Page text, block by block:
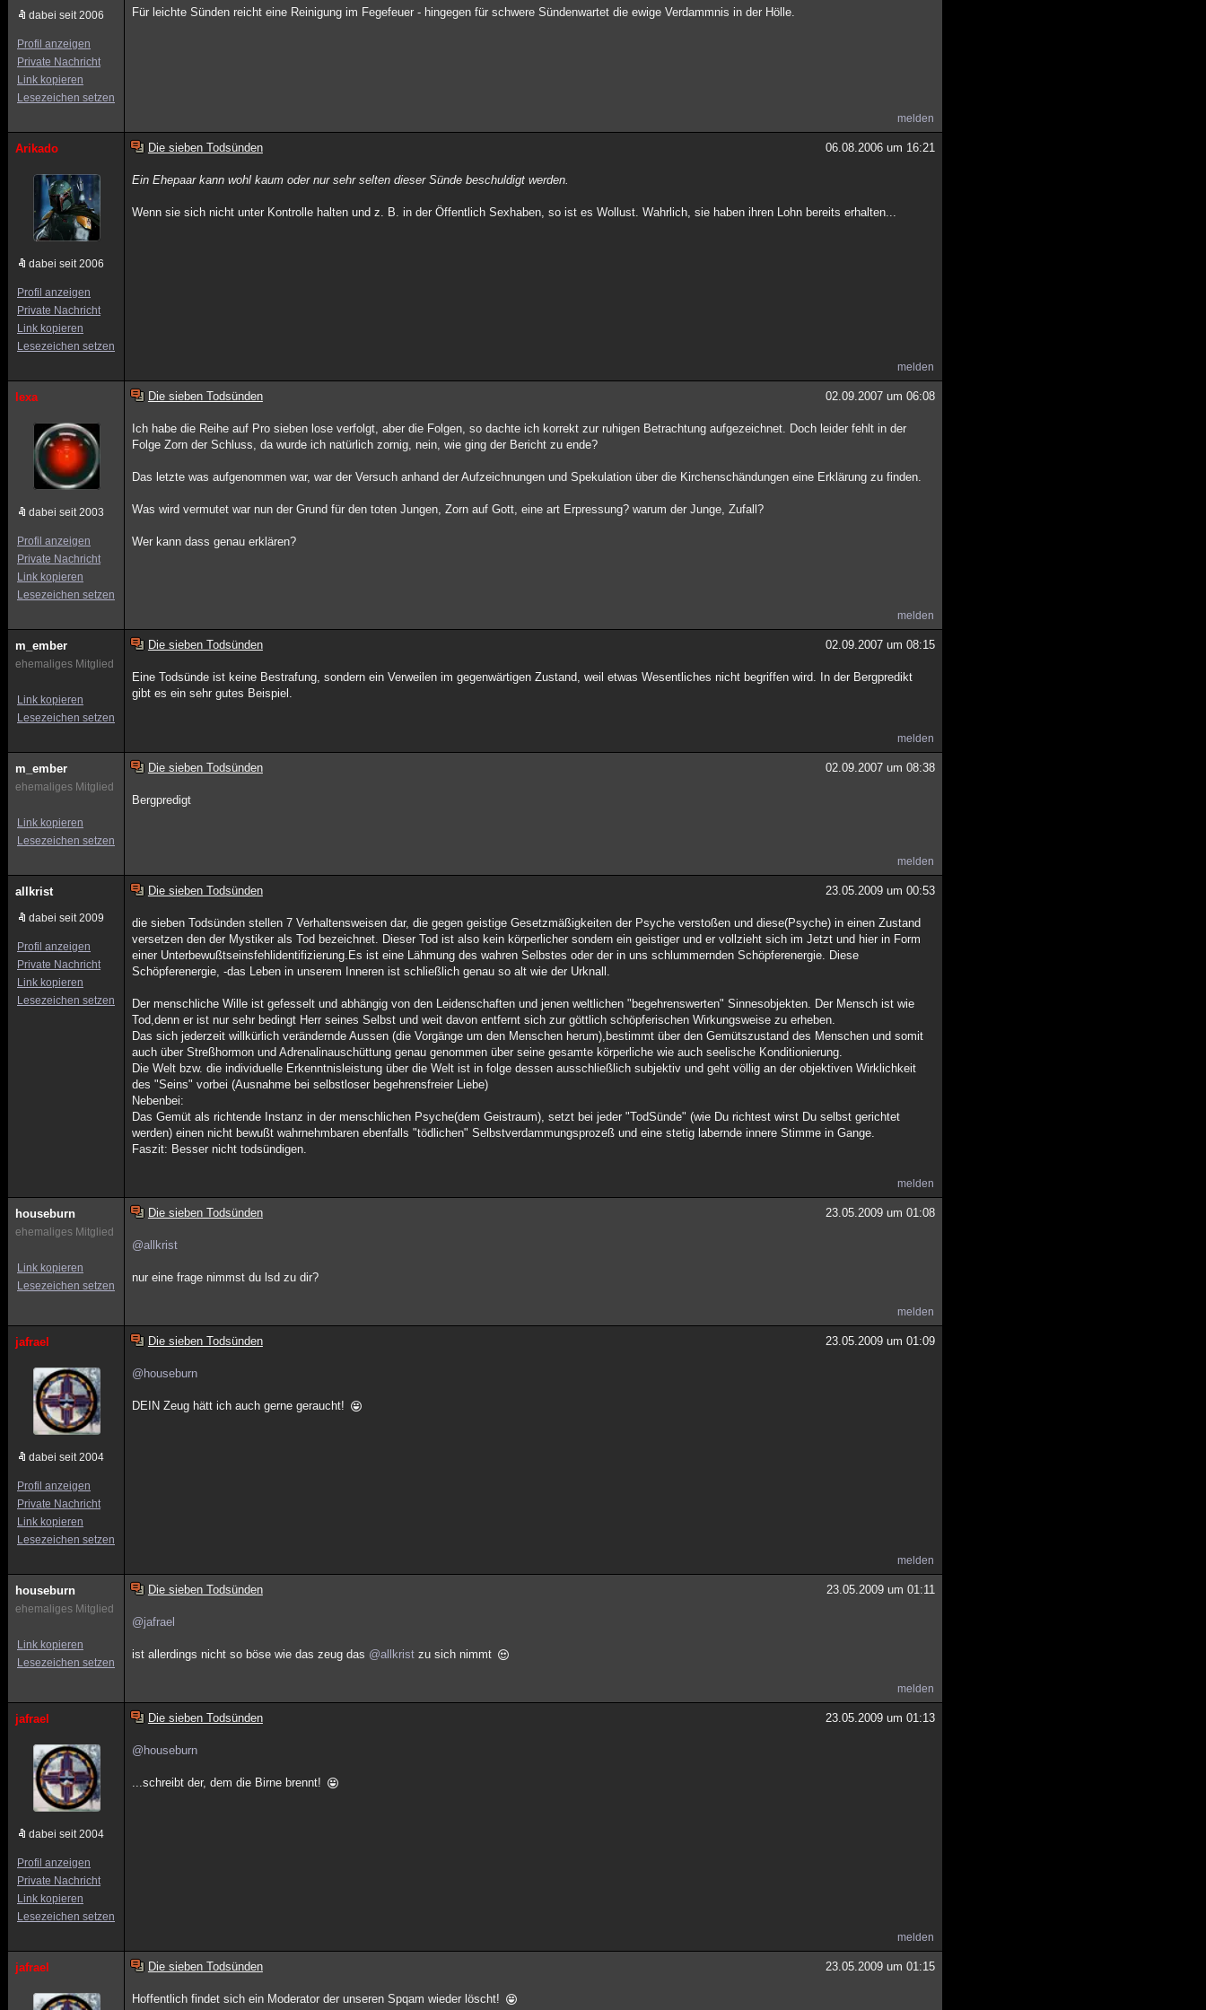
dabei seit 2006
Profil anzeigen
Private Nachricht
Link kopieren
Lesezeichen setzen
Für leichte Sünden reicht eine Reinigung im Fegefeuer - hingegen für schwere Sündenwartet die ewige Verdammnis in der Hölle.
melden
Arikado
dabei seit 2006
Profil anzeigen
Private Nachricht
Link kopieren
Lesezeichen setzen
Die sieben Todsünden 06.08.2006 um 16:21
Ein Ehepaar kann wohl kaum oder nur sehr selten dieser Sünde beschuldigt werden.
Wenn sie sich nicht unter Kontrolle halten und z. B. in der Öffentlich Sexhaben, so ist es Wollust. Wahrlich, sie haben ihren Lohn bereits erhalten...
melden
lexa
dabei seit 2003
Profil anzeigen
Private Nachricht
Link kopieren
Lesezeichen setzen
Die sieben Todsünden 02.09.2007 um 06:08
Ich habe die Reihe auf Pro sieben lose verfolgt, aber die Folgen, so dachte ich korrekt zur ruhigen Betrachtung aufgezeichnet. Doch leider fehlt in der
Folge Zorn der Schluss, da wurde ich natürlich zornig, nein, wie ging der Bericht zu ende?
Das letzte was aufgenommen war, war der Versuch anhand der Aufzeichnungen und Spekulation über die Kirchenschändungen eine Erklärung zu finden.
Was wird vermutet war nun der Grund für den toten Jungen, Zorn auf Gott, eine art Erpressung? warum der Junge, Zufall?
Wer kann dass genau erklären?
melden
m_ember
ehemaliges Mitglied
Link kopieren
Lesezeichen setzen
Die sieben Todsünden 02.09.2007 um 08:15
Eine Todsünde ist keine Bestrafung, sondern ein Verweilen im gegenwärtigen Zustand, weil etwas Wesentliches nicht begriffen wird. In der Bergpredikt
gibt es ein sehr gutes Beispiel.
melden
m_ember
ehemaliges Mitglied
Link kopieren
Lesezeichen setzen
Die sieben Todsünden 02.09.2007 um 08:38
Bergpredigt
melden
allkrist
dabei seit 2009
Profil anzeigen
Private Nachricht
Link kopieren
Lesezeichen setzen
Die sieben Todsünden 23.05.2009 um 00:53
die sieben Todsünden stellen 7 Verhaltensweisen dar, die gegen geistige Gesetzmäßigkeiten der Psyche verstoßen und diese(Psyche) in einen Zustand
versetzen den der Mystiker als Tod bezeichnet. Dieser Tod ist also kein körperlicher sondern ein geistiger und er vollzieht sich im Jetzt und hier in Form
einer Unterbewußtseinsfehlidentifizierung.Es ist eine Lähmung des wahren Selbstes oder der in uns schlummernden Schöpferenergie. Diese
Schöpferenergie, -das Leben in unserem Inneren ist schließlich genau so alt wie der Urknall.
Der menschliche Wille ist gefesselt und abhängig von den Leidenschaften und jenen weltlichen "begehrenswerten" Sinnesobjekten. Der Mensch ist wie
Tod,denn er ist nur sehr bedingt Herr seines Selbst und weit davon entfernt sich zur göttlich schöpferischen Wirkungsweise zu erheben.
Das sich jederzeit willkürlich verändernde Aussen (die Vorgänge um den Menschen herum),bestimmt über den Gemütszustand des Menschen und somit
auch über Streßhormon und Adrenalinauschüttung genau genommen über seine gesamte körperliche wie auch seelische Konditionierung.
Die Welt bzw. die individuelle Erkenntnisleistung über die Welt ist in folge dessen ausschließlich subjektiv und geht völlig an der objektiven Wirklichkeit
des "Seins" vorbei (Ausnahme bei selbstloser begehrensfreier Liebe)
Nebenbei:
Das Gemüt als richtende Instanz in der menschlichen Psyche(dem Geistraum), setzt bei jeder "TodSünde" (wie Du richtest wirst Du selbst gerichtet
werden) einen nicht bewußt wahrnehmbaren ebenfalls "tödlichen" Selbstverdammungsprozeß und eine stetig labernde innere Stimme in Gange.
Faszit: Besser nicht todsündigen.
melden
houseburn
ehemaliges Mitglied
Link kopieren
Lesezeichen setzen
Die sieben Todsünden 23.05.2009 um 01:08
@allkrist
nur eine frage nimmst du lsd zu dir?
melden
jafrael
dabei seit 2004
Profil anzeigen
Private Nachricht
Link kopieren
Lesezeichen setzen
Die sieben Todsünden 23.05.2009 um 01:09
@houseburn
DEIN Zeug hätt ich auch gerne geraucht!
melden
houseburn
ehemaliges Mitglied
Link kopieren
Lesezeichen setzen
Die sieben Todsünden 23.05.2009 um 01:11
@jafrael
ist allerdings nicht so böse wie das zeug das @allkrist zu sich nimmt
melden
jafrael
dabei seit 2004
Profil anzeigen
Private Nachricht
Link kopieren
Lesezeichen setzen
Die sieben Todsünden 23.05.2009 um 01:13
@houseburn
...schreibt der, dem die Birne brennt!
melden
jafrael Die sieben Todsünden 23.05.2009 um 01:15
Hoffentlich findet sich ein Moderator der unseren Spqam wieder löscht!